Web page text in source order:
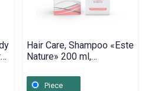
Hair Care, Shampoo «Este
Nature» 200 ml,
Piece